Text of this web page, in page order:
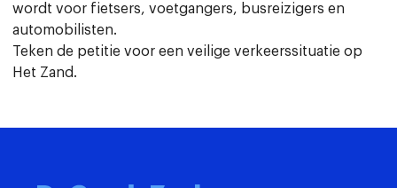
wordt voor fietsers, voetgangers, busreizigers en
automobilisten.
Teken de petitie voor een veilige verkeerssituatie op
Het Zand.